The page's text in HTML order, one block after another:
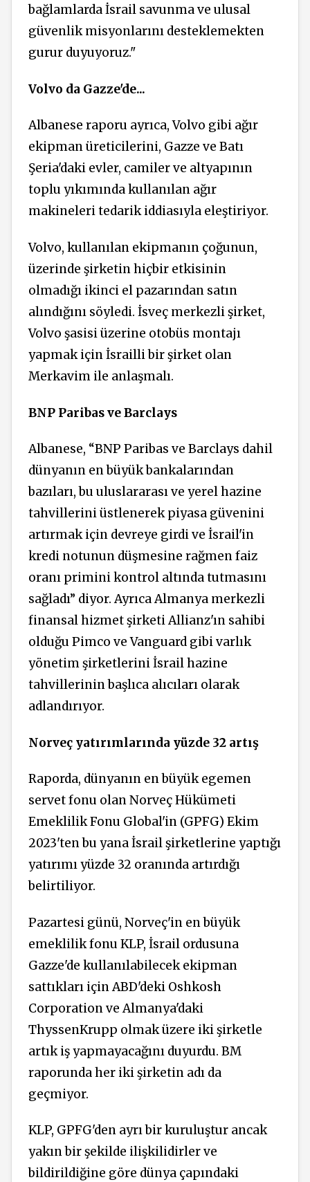
bağlamlarda İsrail savunma ve ulusal
güvenlik misyonlarını desteklemekten
gurur duyuyoruz."
Volvo da Gazze'de...
Albanese raporu ayrıca, Volvo gibi ağır
ekipman üreticilerini, Gazze ve Batı
Şeria'daki evler, camiler ve altyapının
toplu yıkımında kullanılan ağır
makineleri tedarik iddiasıyla eleştiriyor.
Volvo, kullanılan ekipmanın çoğunun,
üzerinde şirketin hiçbir etkisinin
olmadığı ikinci el pazarından satın
alındığını söyledi. İsveç merkezli şirket,
Volvo şasisi üzerine otobüs montajı
yapmak için İsrailli bir şirket olan
Merkavim ile anlaşmalı.
BNP Paribas ve Barclays
Albanese, “BNP Paribas ve Barclays dahil
dünyanın en büyük bankalarından
bazıları, bu uluslararası ve yerel hazine
tahvillerini üstlenerek piyasa güvenini
artırmak için devreye girdi ve İsrail'in
kredi notunun düşmesine rağmen faiz
oranı primini kontrol altında tutmasını
sağladı” diyor. Ayrıca Almanya merkezli
finansal hizmet şirketi Allianz'ın sahibi
olduğu Pimco ve Vanguard gibi varlık
yönetim şirketlerini İsrail hazine
tahvillerinin başlıca alıcıları olarak
adlandırıyor.
Norveç yatırımlarında yüzde 32 artış
Raporda, dünyanın en büyük egemen
servet fonu olan Norveç Hükümeti
Emeklilik Fonu Global'in (GPFG) Ekim
2023'ten bu yana İsrail şirketlerine yaptığı
yatırımı yüzde 32 oranında artırdığı
belirtiliyor.
Pazartesi günü, Norveç'in en büyük
emeklilik fonu KLP, İsrail ordusuna
Gazze'de kullanılabilecek ekipman
sattıkları için ABD'deki Oshkosh
Corporation ve Almanya'daki
ThyssenKrupp olmak üzere iki şirketle
artık iş yapmayacağını duyurdu. BM
raporunda her iki şirketin adı da
geçmiyor.
KLP, GPFG'den ayrı bir kuruluştur ancak
yakın bir şekilde ilişkilidirler ve
bildirildiğine göre dünya çapındaki